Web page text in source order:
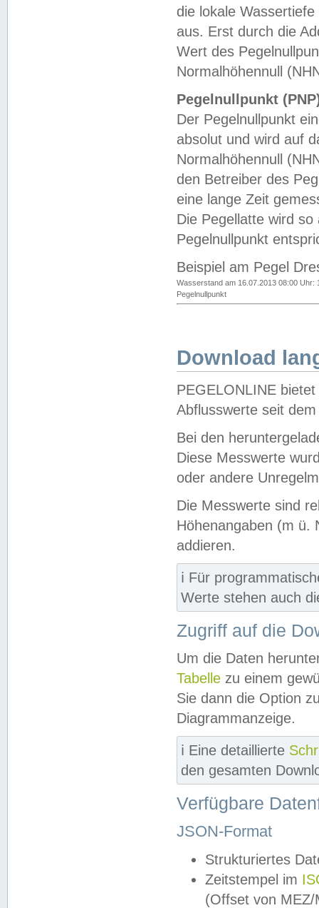
die lokale
aus. Erst durch die
Wert des
Normalhöhennull
Pegelnullpunkt
Der Pegelnullpunkt
absolut und wird auf
Normalhöhennull
den Betreiber des
eine lange Zeit
Die Pegellatte wird
Pegelnullpunkt
Beispiel am Pegel
Wasserstand am 16.07.2013 08:00 Uhr:
Pegelnullpunkt
Download
PEGELONLINE
Abflusswerte seit
Bei den
Diese Messwerte
oder andere
Die Messwerte sind
Höhenangaben (m ü.
addieren.
ℹ️ Für
Werte stehen auch
Zugriff auf die
Um die Daten
Tabelle zu einem
Sie dann die Option
Diagrammanzeige.
ℹ️ Eine detaillierte
den gesamten
Verfügbare
JSON-Format
Strukturiertes
Zeitstempel im
(Offset von MEZ/